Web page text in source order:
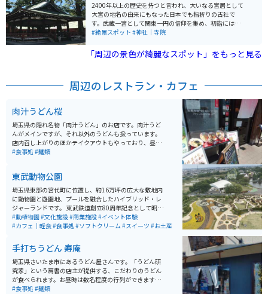
2400年以上の歴史を持つと言われ、大いなる宮居として
大宮の地名の由来にもなった日本でも指折りの古社で
す。武蔵一宮として関東一円の信仰を集め、初詣には多
くの参拝者で賑わいます。 家内安全、商売繁昌、交通安
益があるとされています。駐車場は、近隣の大宮公園の
駐車場が利用できます。
#絶景スポット #神社｜寺院
「周辺の景色が綺麗なスポット」をもっと見る
周辺のレストラン・カフェ
肉汁うどん桜
埼玉県の隠れ名物「肉汁うどん」のお店です。肉汁うど
んがメインですが、それ以外のうどんも扱っています。
店内召し上がりのほかテイクアウトもやっており、昼時
は店内・テイクアウト共に人気があります。第2産業道路
#食事処 #麺類
東武動物公園
埼玉県東部の宮代町に位置し、約16万坪の広大な敷地内
に動物園と遊園地、プールを融合したハイブリッド・レ
ジャーランドです。 東武鉄道創立80周年記念として昭和
56年3月28日に開園しました。 動物園という名前です
が、動物以外のレジャー施設も充実しているので、遊ぼ
#動植物園#文化施設#商業施設#イベント体験
#カフェ｜軽食#食事処 #ソフトクリーム#スイーツ #お土産
手打ちうどん 寿庵
埼玉県さいたま市にあるうどん屋さんです。「うどん研
究家」という肩書の店主が提供する、こだわりのうどん
が食べられます。お昼時は数名程度の行列ができます。
住宅街の中にありますが、自動車16台分の駐車場が確保
#食事処 #麺類